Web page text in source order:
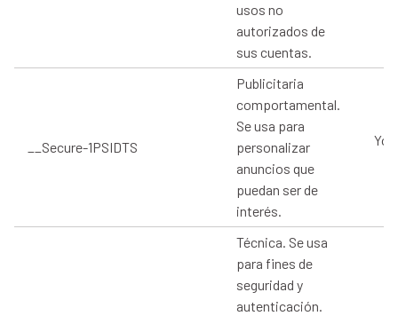
usos no
autorizados de
sus cuentas.
__Secure-1PSIDTS
Publicitaria
comportamental.
Se usa para
personalizar
anuncios que
puedan ser de
interés.
Técnica. Se usa
para fines de
seguridad y
autenticación.